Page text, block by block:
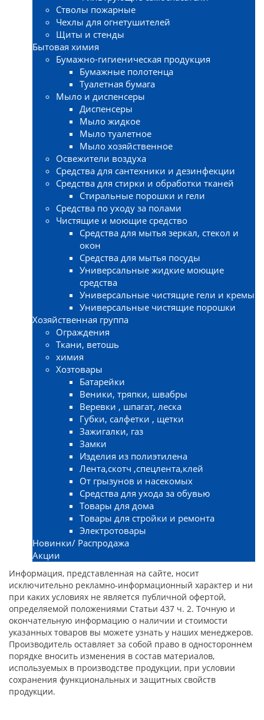
Стволы пожарные
Чехлы для огнетушителей
Щиты и стенды
Бытовая химия
Бумажно-гигиеническая продукция
Бумажные полотенца
Туалетная бумага
Мыло и диспенсеры
Диспенсеры
Мыло жидкое
Мыло туалетное
Мыло хозяйственное
Освежители воздуха
Средства для сантехники и дезинфекции
Средства для стирки и обработки тканей
Стиральные порошки и гели
Средства по уходу за полами
Чистящие и моющие средство
Средства для мытья зеркал, стекол и
окон
Средства для мытья посуды
Универсальные жидкие моющие
средства
Универсальные чистящие гели и кремы
Универсальные чистящие порошки
Хозяйственная группа
Ограждения
Ткани, ветошь
химия
Хозтовары
Батарейки
Веники, тряпки, швабры
Веревки , шпагат, леска
Губки, салфетки , щетки
Зажигалки, газ
Замки
Изделия из полиэтилена
Лента,скотч ,спецлента,клей
От грызунов и насекомых
Средства для ухода за обувью
Товары для дома
Товары для стройки и ремонта
Электротовары
Новинки/ Распродажа
Акции
Информация, представленная на сайте, носит
исключительно рекламно-информационный характер и ни
при каких условиях не является публичной офертой,
определяемой положениями Статьи 437 ч. 2. Точную и
окончательную информацию о наличии и стоимости
указанных товаров вы можете узнать у наших менеджеров.
Производитель оставляет за собой право в одностороннем
порядке вносить изменения в состав материалов,
используемых в производстве продукции, при условии
сохранения функциональных и защитных свойств
продукции.